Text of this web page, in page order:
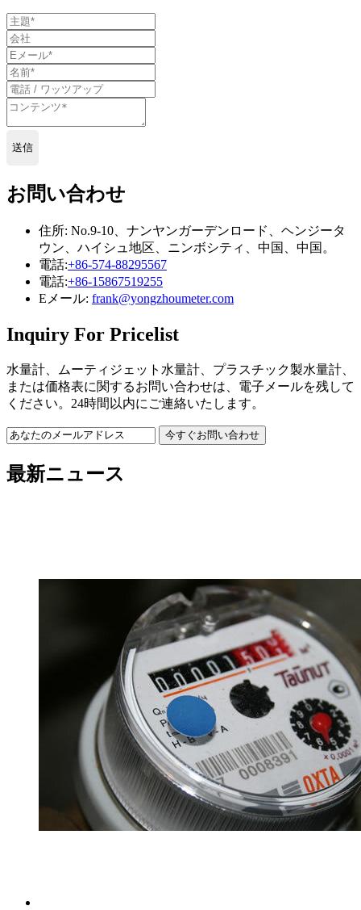
送信
お問い合わせ
住所: No.9-10、ナンヤンガーデンロード、ヘンジータ
ウン、ハイシュ地区、ニンボシティ、中国、中国。
電話:+86-574-88295567
電話:+86-15867519255
Eメール: frank@yongzhoumeter.com
Inquiry For Pricelist
水量計、ムーティジェット水量計、プラスチック製水量計、
または価格表に関するお問い合わせは、電子メールを残して
ください。24時間以内にご連絡いたします。
最新ニュース